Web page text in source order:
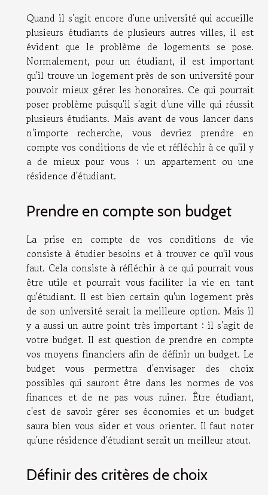
Quand il s'agit encore d'une université qui accueille
plusieurs étudiants de plusieurs autres villes, il est
évident que le problème de logements se pose.
Normalement, pour un étudiant, il est important
qu'il trouve un logement près de son université pour
pouvoir mieux gérer les honoraires. Ce qui pourrait
poser problème puisqu'il s'agit d'une ville qui réussit
plusieurs étudiants. Mais avant de vous lancer dans
n'importe recherche, vous devriez prendre en
compte vos conditions de vie et réfléchir à ce qu'il y
a de mieux pour vous : un appartement ou une
résidence d'étudiant.
Prendre en compte son budget
La prise en compte de vos conditions de vie
consiste à étudier besoins et à trouver ce qu'il vous
faut. Cela consiste à réfléchir à ce qui pourrait vous
être utile et pourrait vous faciliter la vie en tant
qu'étudiant. Il est bien certain qu'un logement près
de son université serait la meilleure option. Mais il
y a aussi un autre point très important : il s'agit de
votre budget. Il est question de prendre en compte
vos moyens financiers afin de définir un budget. Le
budget vous permettra d'envisager des choix
possibles qui sauront être dans les normes de vos
finances et de ne pas vous ruiner. Être étudiant,
c'est de savoir gérer ses économies et un budget
saura bien vous aider et vous orienter. Il faut noter
qu'une résidence d'étudiant serait un meilleur atout.
Définir des critères de choix